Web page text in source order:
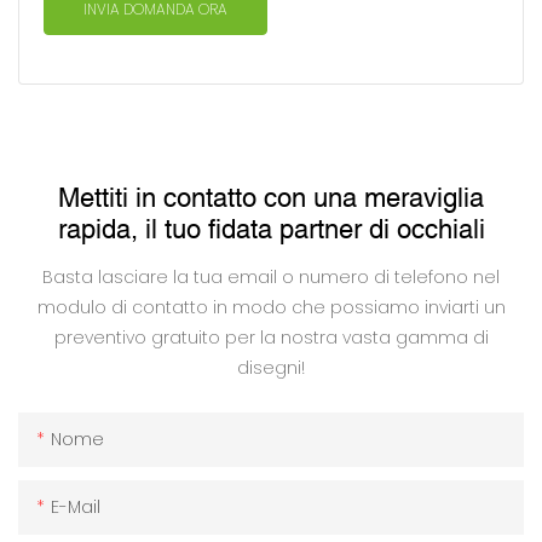
INVIA DOMANDA ORA
Mettiti in contatto con una meraviglia
rapida, il tuo fidata partner di occhiali
Basta lasciare la tua email o numero di telefono nel
modulo di contatto in modo che possiamo inviarti un
preventivo gratuito per la nostra vasta gamma di
disegni!
Nome
E-Mail